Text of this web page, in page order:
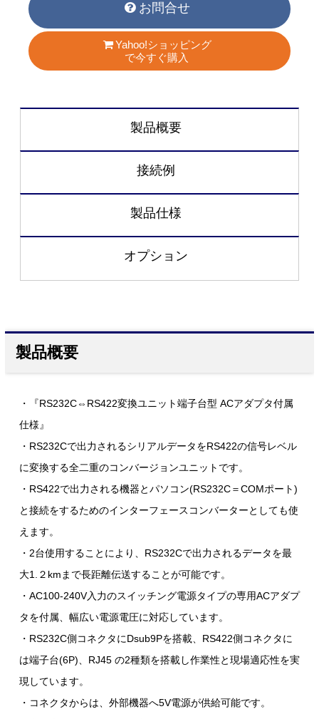
お問合せ
Yahoo!ショッピング
で今すぐ購入
製品概要
接続例
製品仕様
オプション
製品概要
・『RS232C⇔RS422変換ユニット端子台型 ACアダプタ付属
仕様』
・RS232Cで出力されるシリアルデータをRS422の信号レベル
に変換する全二重のコンバージョンユニットです。
・RS422で出力される機器とパソコン(RS232C＝COMポート)
と接続をするためのインターフェースコンバーターとしても使
えます。
・2台使用することにより、RS232Cで出力されるデータを最
大1.２kmまで長距離伝送することが可能です。
・AC100-240V入力のスイッチング電源タイプの専用ACアダプ
タを付属、幅広い電源電圧に対応しています。
・RS232C側コネクタにDsub9Pを搭載、RS422側コネクタに
は端子台(6P)、RJ45 の2種類を搭載し作業性と現場適応性を実
現しています。
・コネクタからは、外部機器へ5V電源が供給可能です。